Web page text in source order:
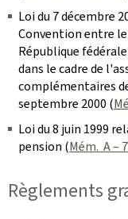
Loi du 7 décembre
Convention entre
République
dans le cadre de
complémentaires
septembre 2000 (
Loi du 8 juin 1999
pension (Mém. A –
Règlements